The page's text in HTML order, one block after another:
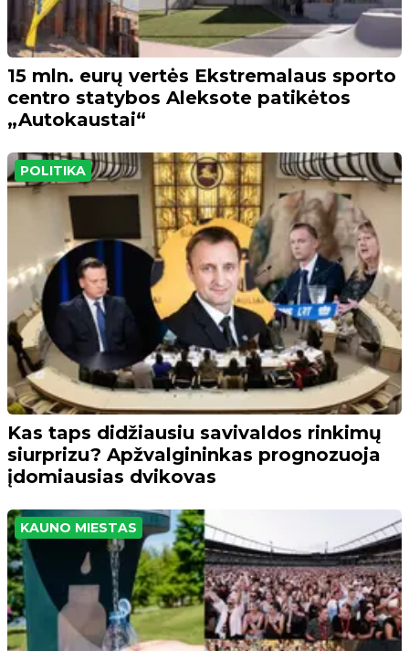
15 mln. eurų vertės Ekstremalaus sporto
centro statybos Aleksote patikėtos
„Autokaustai“
POLITIKA
Kas taps didžiausiu savivaldos rinkimų
siurprizu? Apžvalgininkas prognozuoja
įdomiausias dvikovas
KAUNO MIESTAS